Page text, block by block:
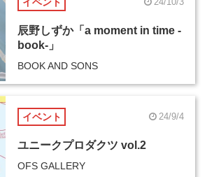
辰野しずか「a moment in time -
book-」
BOOK AND SONS
イベント 24/9/4
ユニークプロダクツ vol.2
OFS GALLERY